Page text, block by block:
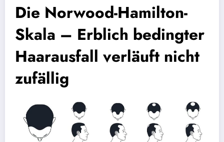
Die Norwood-Hamilton-
Skala – Erblich bedingter
Haarausfall verläuft nicht
zufällig